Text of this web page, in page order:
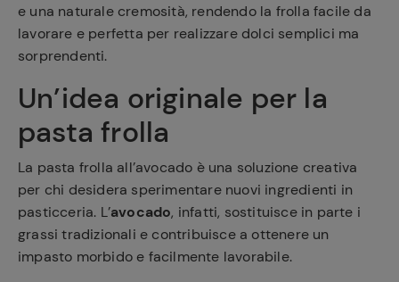
e una naturale cremosità, rendendo la frolla facile da
lavorare e perfetta per realizzare dolci semplici ma
sorprendenti.
Un’idea originale per la
pasta frolla
La pasta frolla all’avocado è una soluzione creativa
per chi desidera sperimentare nuovi ingredienti in
pasticceria. L’avocado, infatti, sostituisce in parte i
grassi tradizionali e contribuisce a ottenere un
impasto morbido e facilmente lavorabile.